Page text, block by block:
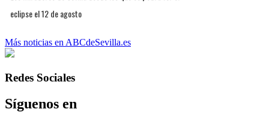
eclipse el 12 de agosto
Más noticias en ABCdeSevilla.es
Redes Sociales
Síguenos en